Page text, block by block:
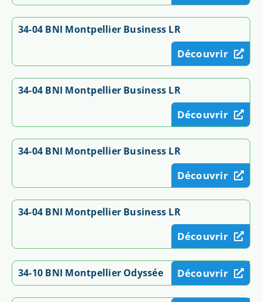
34-04 BNI Montpellier Business LR
Découvrir
34-04 BNI Montpellier Business LR
Découvrir
34-04 BNI Montpellier Business LR
Découvrir
34-04 BNI Montpellier Business LR
Découvrir
34-10 BNI Montpellier Odyssée Découvrir